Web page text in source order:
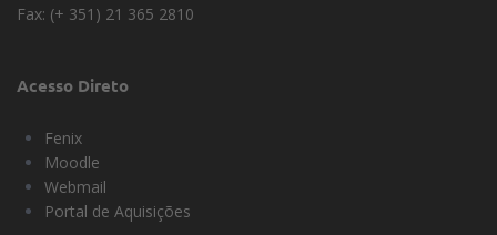
Fax: (+ 351) 21 365 2810
Acesso Direto
Fenix
Moodle
Webmail
Portal de Aquisições